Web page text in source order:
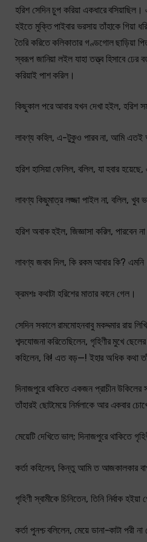
হরিশ সেদিন চুপ করিয়া একধারে
হইতে মুক্তি পাইবার ভরসায় তাঁহাকে গিয়া
তৈরি করিতে কলিকাতার গণ্ডগোল ছাড়িয়া
স্বরূপ জানিয়া লইল যাহা তত্ত্ব হিসাবে
করিয়াই পাশ করিল।
কিছুকাল পরে আবার যখন দেখা হইল, হরিশ
লাবণ্য কহিল, এ-টুকুও পারব না, আমি এতই
হরিশ হাসিয়া ফেলিল, বলিল, যা হবার
লাবণ্য কিছুমাত্র লজ্জা পাইল না, বলিল,
হরিশ অবাক হইল, জিজ্ঞাসা করিল, পারবেন
লাবণ্য জবাব দিল, কি রকম আবার কি?
ক্রমশঃ কথাটা হরিশের মাতার কানে গেল।
সেদিন সকালে রামমোহনবাবু মকদ্দমার রায়
শব্দযোজনা করিতেছিলেন, গৃহিণীর মুখে
কহিলেন, কি! এত বড়—! ইহার অধিক কথা
দিনাজপুরে থাকিতে একজন প্রাচীন উকিলের
তাঁহারই ছোটমেয়ে নির্মলাকে আর একবার
মেয়েটি দেখিতে ভাল; দিনাজপুরে থাকিতে
কর্তা কহিলেন, কিন্তু আমি ত আজকালকার
গৃহিণী স্বামীকে চিনিতেন, তিনি নির্বাক হইয়া
কর্তা পুনশ্চ বলিলেন, মেয়ে ডানা-কাটা পরী